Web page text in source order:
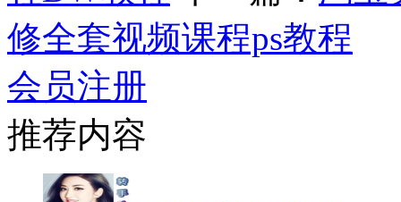
修全套视频课程ps教程
会员注册
推荐内容